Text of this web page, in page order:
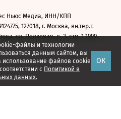
файлы и технологии
данным сайтом, вы
использование файлов cookie
с Политикой в
данных.
ОК
Ньюс Медиа, ИНН/КПП
127018, г. Москва, вн.тер.г.
ул. Полковая, д. 3, стр. 1 1999—